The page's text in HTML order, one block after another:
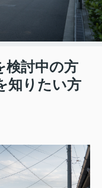
検討中の方
知りたい方